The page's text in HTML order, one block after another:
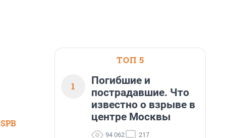
ТОП 5
1
Погибшие и
пострадавшие. Что
известно о взрыве в
центре Москвы
94 062 217